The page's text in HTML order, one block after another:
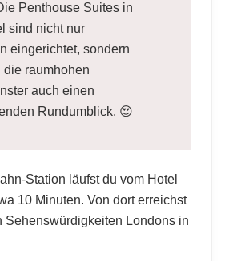
Penthouse Suites in
sind nicht nur
eingerichtet, sondern
die raumhohen
auch einen
Rundumblick. 😍
Station läufst du vom Hotel
10 Minuten. Von dort erreichst
Sehenswürdigkeiten Londons in